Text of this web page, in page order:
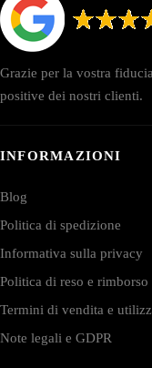
Grazie per la vostra
positive dei nostri clienti.
INFORMAZIONI
Blog
Politica di spedizione
Informativa sulla privacy
Politica di reso e rimborso
Termini di vendita e
Note legali e GDPR